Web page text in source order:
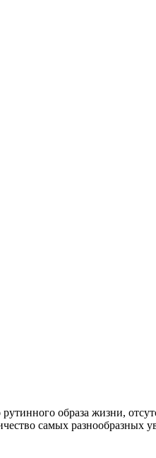
образа жизни,
самых разнообразных